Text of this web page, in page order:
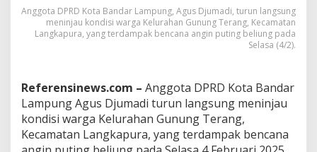
B
a
n
L
m
p
u
n
Anggota DPRD Kota Bandar Lampung, Agus Djumadi, turun langsung
meninjau kondisi warga Kelurahan Gunung Terang, Kecamatan
Langkapura, yang terdampak bencana angin puting beliung pada
Selasa (4/2).
Referensinews.com – Anggota DPRD Kota Bandar
Lampung Agus Djumadi turun langsung meninjau
kondisi warga Kelurahan Gunung Terang,
Kecamatan Langkapura, yang terdampak bencana